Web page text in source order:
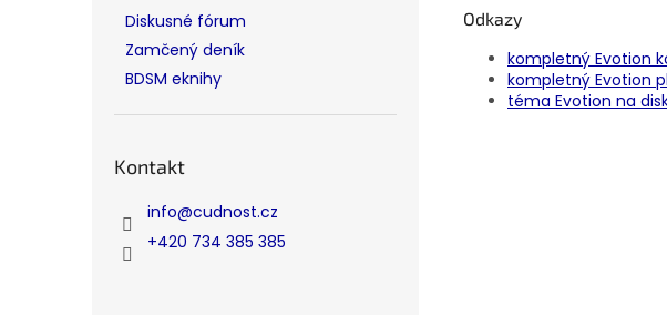
Diskusné fórum
Zamčený deník
BDSM eknihy
Kontakt
info@cudnost.cz
+420 734 385 385
Odkazy
kompletný Evotion
kompletný Evotion
téma Evotion na